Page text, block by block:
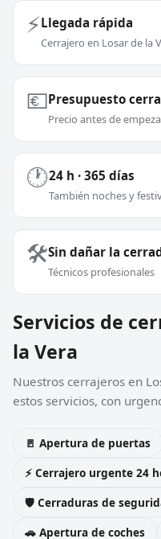
⚡Llegada rápida
Cerrajero en Losar de la
💶Presupuesto
Precio antes de
🕐24 h · 365 días
También noches y
🛠️Sin dañar la
Técnicos profesionales
Servicios de
la Vera
Nuestros cerrajeros en
estos servicios, con
🚪 Apertura de puertas
⚡ Cerrajero urgente 24
🛡️ Cerraduras de
🚗 Apertura de coches